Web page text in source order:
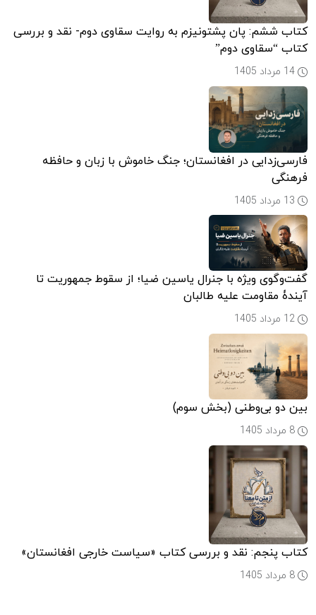
کتاب ششم: پان پشتونیزم به روایت سقاوی دوم- نقد و بررسی
کتاب “سقاوی دوم”
فارسی‌زدایی در افغانستان؛ جنگ خاموش با زبان و حافظه
فرهنگی
گفت‌وگوی ویژه با جنرال یاسین ضیا؛ از سقوط جمهوریت تا
آیندۀ مقاومت علیه طالبان
بین دو بی‌وطنی (بخش سوم)
کتاب پنجم: نقد و بررسی کتاب «سیاست خارجی افغانستان»